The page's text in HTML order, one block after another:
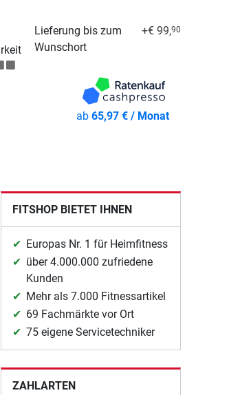
Lieferung bis zum
Wunschort
+€ 99,90
ab 65,97 € / Monat
FITSHOP BIETET IHNEN
Europas Nr. 1 für Heimfitness
über 4.000.000 zufriedene
Kunden
Mehr als 7.000 Fitnessartikel
69 Fachmärkte vor Ort
75 eigene Servicetechniker
ZAHLARTEN